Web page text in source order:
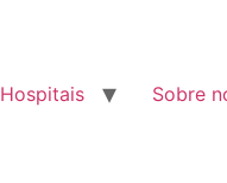
Hospitais Sobre